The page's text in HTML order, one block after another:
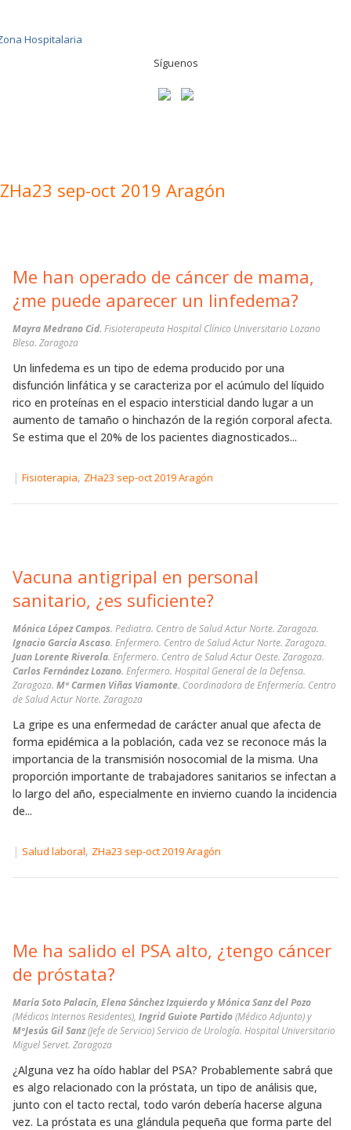
Síguenos
ZHa23 sep-oct 2019 Aragón
Me han operado de cáncer de mama,
¿me puede aparecer un linfedema?
Mayra Medrano Cid. Fisioterapeuta Hospital Clínico Universitario Lozano
Blesa. Zaragoza
Un linfedema es un tipo de edema producido por una
disfunción linfática y se caracteriza por el acúmulo del líquido
rico en proteínas en el espacio intersticial dando lugar a un
aumento de tamaño o hinchazón de la región corporal afecta.
Se estima que el 20% de los pacientes diagnosticados...
| Fisioterapia, ZHa23 sep-oct 2019 Aragón
Vacuna antigripal en personal
sanitario, ¿es suficiente?
Mónica López Campos. Pediatra. Centro de Salud Actur Norte. Zaragoza.
Ignacio García Ascaso. Enfermero. Centro de Salud Actur Norte. Zaragoza.
Juan Lorente Riverola. Enfermero. Centro de Salud Actur Oeste. Zaragoza.
Carlos Fernández Lozano. Enfermero. Hospital General de la Defensa.
Zaragoza. Mª Carmen Viñas Viamonte. Coordinadora de Enfermería. Centro
de Salud Actur Norte. Zaragoza
La gripe es una enfermedad de carácter anual que afecta de
forma epidémica a la población, cada vez se reconoce más la
importancia de la transmisión nosocomial de la misma. Una
proporción importante de trabajadores sanitarios se infectan a
lo largo del año, especialmente en invierno cuando la incidencia
de...
| Salud laboral, ZHa23 sep-oct 2019 Aragón
Me ha salido el PSA alto, ¿tengo cáncer
de próstata?
María Soto Palacín, Elena Sánchez Izquierdo y Mónica Sanz del Pozo
(Médicos Internos Residentes), Ingrid Guiote Partido(Médico Adjunto) y
MªJesús Gil Sanz(Jefe de Servicio) Servicio de Urología. Hospital Universitario
Miguel Servet. Zaragoza
¿Alguna vez ha oído hablar del PSA? Probablemente sabrá que
es algo relacionado con la próstata, un tipo de análisis que,
junto con el tacto rectal, todo varón debería hacerse alguna
vez. La próstata es una glándula pequeña que forma parte del